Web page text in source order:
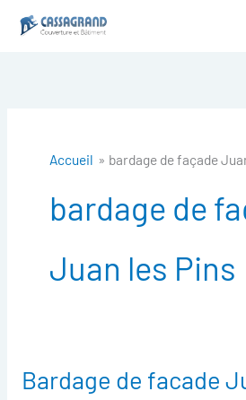
Accueil bardage de façade
bardage de
Juan les Pins
Bardage de facade
Bardage